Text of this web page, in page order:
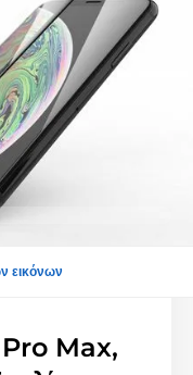
εικόνων
Max,